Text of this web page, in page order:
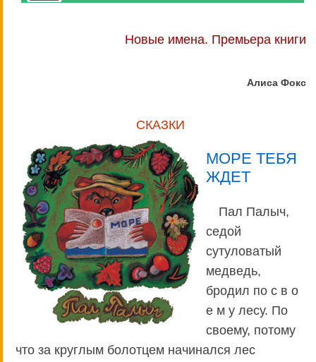
Новые имена. Премьера книги
Алиса Фокс
СКАЗКИ
МОРЕ ТЕБЯ
ЖДЕТ
Пал Палыч,
седой
сутуловатый
медведь,
бродил по с в о
е м у лесу. По
своему, потому
что за круглым болотцем начинался лес